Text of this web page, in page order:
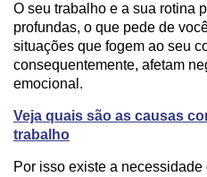
O seu trabalho e a sua rotina
profundas, o que pede de
situações que fogem ao seu
consequentemente, afetam
emocional.
Veja quais são as causas
trabalho
Por isso existe a